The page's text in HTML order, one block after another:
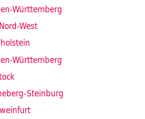
Württemberg
West
Württemberg
Steinburg